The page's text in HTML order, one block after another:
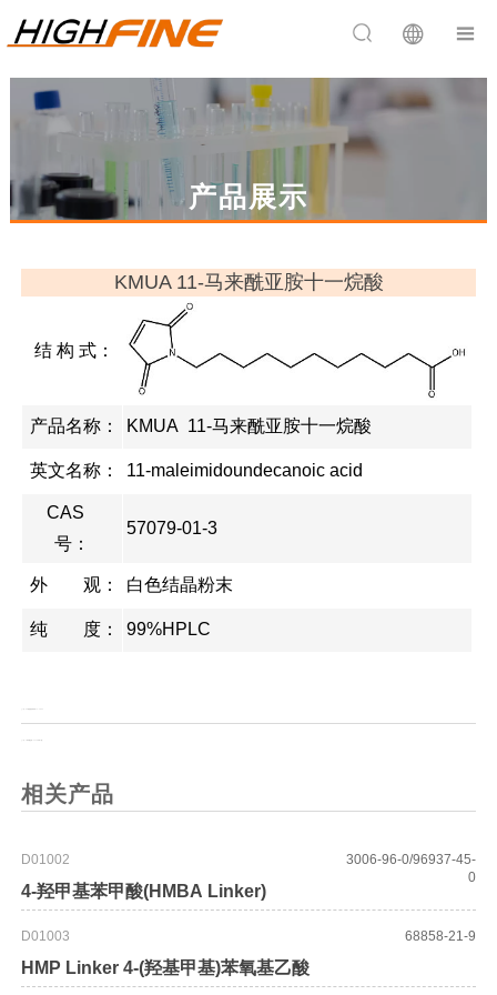
 
产品展示
KMUA 11-马来酰亚胺十一烷酸
结 构 式：
产品名称： KMUA 11-马来酰亚胺十一烷酸
英文名称： 11-maleimidoundecanoic acid
CAS
号：
57079-01-3
外 观： 白色结晶粉末
纯 度： 99%HPLC
相关产品
D01002
4-羟甲基苯甲酸(HMBA Linker)
3006-96-0/96937-45-
0
D01003
HMP Linker 4-(羟基甲基)苯氧基乙酸
68858-21-9